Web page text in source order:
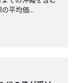
平均価...